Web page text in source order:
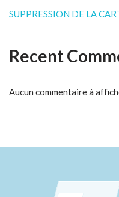
SUPPRESSION DE LA
Recent
Aucun commentaire à